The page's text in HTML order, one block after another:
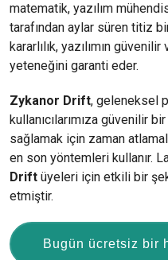
matematik, yazılım
tarafından aylar süren titiz
kararlılık, yazılımın
yeteneğini garanti eder.
Zykanor Drift, geleneksel
kullanıcılarımıza güvenilir
sağlamak için zaman
en son yöntemleri kullanır.
Drift üyeleri için etkili bir
etmiştir.
Bugün ücretsiz bir